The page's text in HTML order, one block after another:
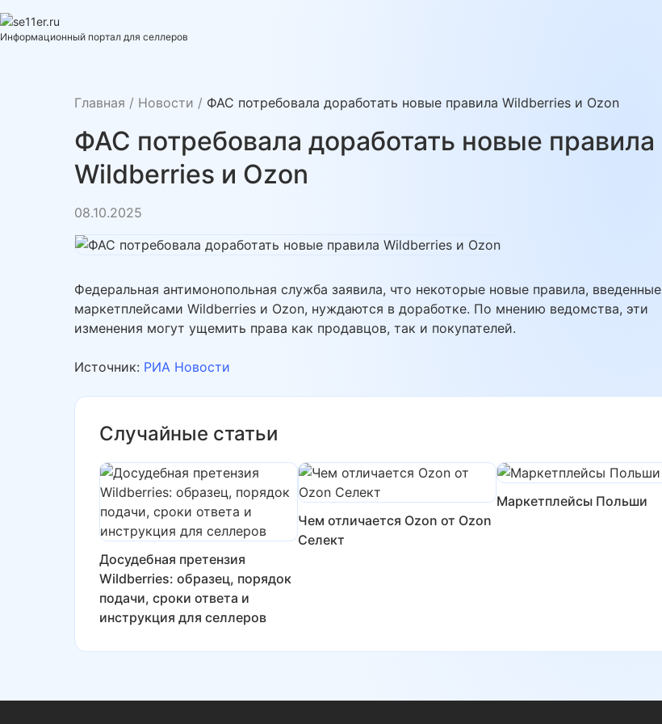
Skip
to
content
se11er.ru
Информационный портал для селлеров
Главная / Новости / ФАС потребовала доработать новые правила Wildberries и Ozon
ФАС потребовала доработать новые правила
Wildberries и Ozon
08.10.2025
Федеральная антимонопольная служба заявила, что некоторые новые правила, введенные
маркетплейсами Wildberries и Ozon, нуждаются в доработке. По мнению ведомства, эти
изменения могут ущемить права как продавцов, так и покупателей.
Источник: РИА Новости
Случайные статьи
Досудебная претензия
Wildberries: образец, порядок
подачи, сроки ответа и
инструкция для селлеров
Чем отличается Ozon от Ozon
Селект
Маркетплейсы Польши